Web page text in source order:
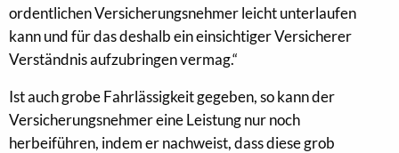
ordentlichen Versicherungsnehmer leicht unterlaufen
kann und für das deshalb ein einsichtiger Versicherer
Verständnis aufzubringen vermag.“
Ist auch grobe Fahrlässigkeit gegeben, so kann der
Versicherungsnehmer eine Leistung nur noch
herbeiführen, indem er nachweist, dass diese grob